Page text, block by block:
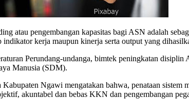
atau pengembangan kapasitas bagi ASN adalah
indikator kerja maupun kinerja serta output yang
Perundang-undanga, bimtek peningkatan
Manusia (SDM).
Ngawi mengatakan bahwa, penataan
akuntabel dan bebas KKN dan pengembangan